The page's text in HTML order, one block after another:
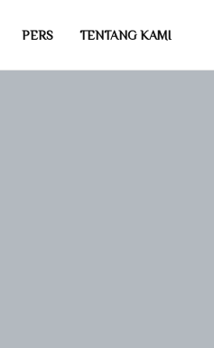
PERS TENTANG KAMI